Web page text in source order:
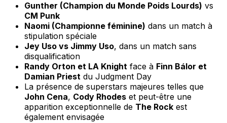
Gunther (Champion du Monde Poids Lourds) vs
CM Punk
Naomi (Championne féminine) dans un match à
stipulation spéciale
Jey Uso vs Jimmy Uso, dans un match sans
disqualification
Randy Orton et LA Knight face à Finn Bálor et
Damian Priest du Judgment Day
La présence de superstars majeures telles que
John Cena, Cody Rhodes et peut-être une
apparition exceptionnelle de The Rock est
également envisagée